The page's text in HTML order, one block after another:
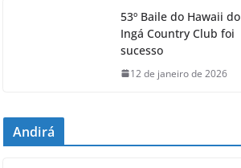
53º Baile do Hawaii do
Ingá Country Club foi
sucesso
12 de janeiro de 2026
Andirá